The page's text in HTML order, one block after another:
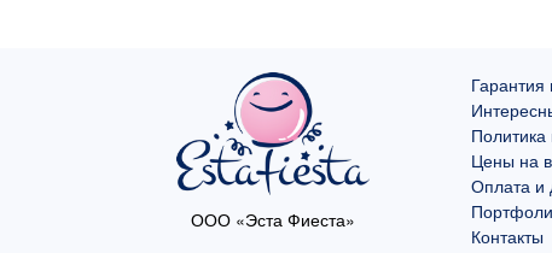
ООО «Эста Фиеста»
Гарантия
Цены на
Оплата и
Контакты